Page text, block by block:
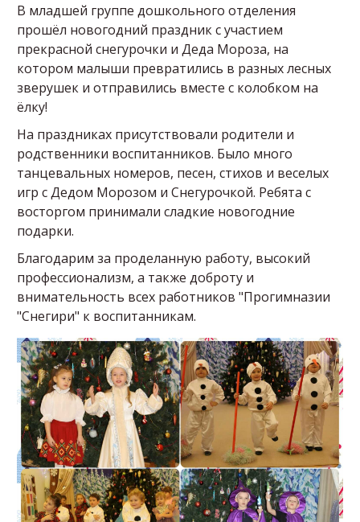
В младшей группе дошкольного отделения
прошёл новогодний праздник с участием
прекрасной снегурочки и Деда Мороза, на
котором малыши превратились в разных лесных
зверушек и отправились вместе с колобком на
ёлку!
На праздниках присутствовали родители и
родственники воспитанников. Было много
танцевальных номеров, песен, стихов и веселых
игр с Дедом Морозом и Снегурочкой. Ребята с
восторгом принимали сладкие новогодние
подарки.
Благодарим за проделанную работу, высокий
профессионализм, а также доброту и
внимательность всех работников "Прогимназии
"Снегири" к воспитанникам.